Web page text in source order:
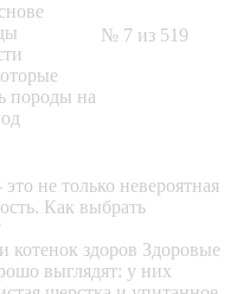
породы на
№ 7 из 519
не только невероятная
Как выбрать
котенок здоров Здоровые
выглядят: у них